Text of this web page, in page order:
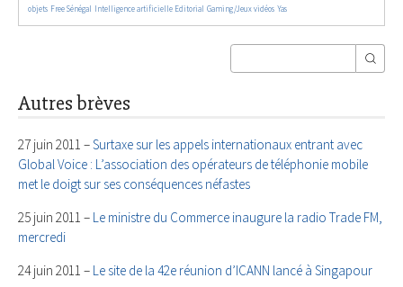
objets
174/5557Free Sénégal
879/5557 Intelligence artificielle
202/5557 Editorial
68/5557 Gaming/Jeux vidéos
28/5557 Yas
Autres brèves
27 juin 2011 –Surtaxe sur les appels internationaux entrant avec
Global Voice : L’association des opérateurs de téléphonie mobile
met le doigt sur ses conséquences néfastes
25 juin 2011 – Le ministre du Commerce inaugure la radio Trade FM,
mercredi
24 juin 2011 – Le site de la 42e réunion d’ICANN lancé à Singapour